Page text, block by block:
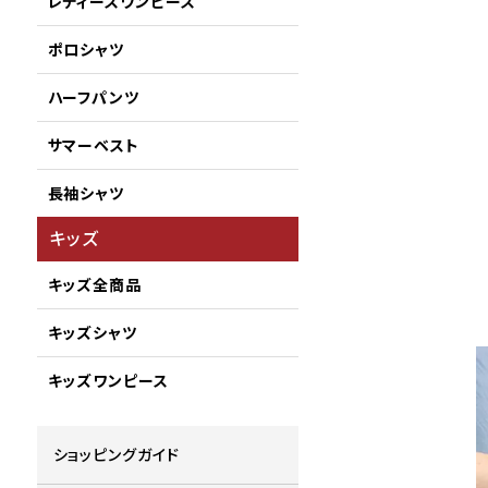
ポロシャツ
ハーフパンツ
サマーベスト
長袖シャツ
キッズ
キッズ全商品
キッズシャツ
キッズワンピース
ショッピングガイド